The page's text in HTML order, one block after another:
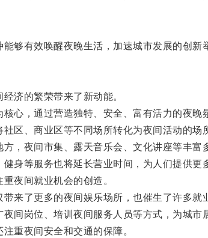
有效唤醒夜晚生活，加速城市发展的创新
济的繁荣带来了新动能。
，通过营造独特、安全、富有活力的夜晚
、商业区等不同场所转化为夜间活动的场
夜间市集、露天音乐会、文化讲座等丰富
等服务也将延长营业时间，为人们提供更
夜间就业机会的创造。
了更多的夜间娱乐场所，也催生了许多就
岗位、培训夜间服务人员等方式，为城市
重夜间安全和交通的保障。